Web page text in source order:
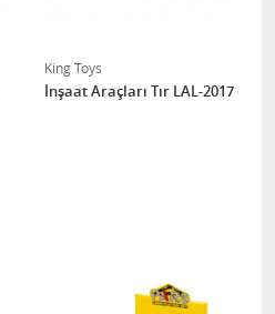
King Toys
İnşaat Araçları Tır LAL-2017